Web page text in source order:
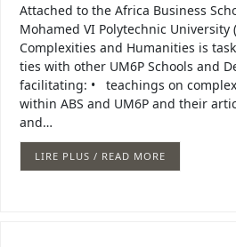
Attached to the Africa Business
Mohamed VI Polytechnic University
Complexities and Humanities is
ties with other UM6P Schools and
facilitating: • teachings on
within ABS and UM6P and their
and…
LIRE PLUS / READ MORE